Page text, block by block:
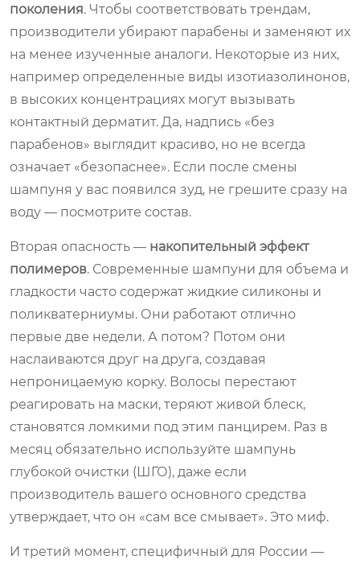
поколения. Чтобы соответствовать трендам,
производители убирают парабены и заменяют их
на менее изученные аналоги. Некоторые из них,
например определенные виды изотиазолинонов,
в высоких концентрациях могут вызывать
контактный дерматит. Да, надпись «без
парабенов» выглядит красиво, но не всегда
означает «безопаснее». Если после смены
шампуня у вас появился зуд, не грешите сразу на
воду — посмотрите состав.
Вторая опасность — накопительный эффект
полимеров. Современные шампуни для объема и
гладкости часто содержат жидкие силиконы и
поликватерниумы. Они работают отлично
первые две недели. А потом? Потом они
наслаиваются друг на друга, создавая
непроницаемую корку. Волосы перестают
реагировать на маски, теряют живой блеск,
становятся ломкими под этим панцирем. Раз в
месяц обязательно используйте шампунь
глубокой очистки (ШГО), даже если
производитель вашего основного средства
утверждает, что он «сам все смывает». Это миф.
И третий момент, специфичный для России —